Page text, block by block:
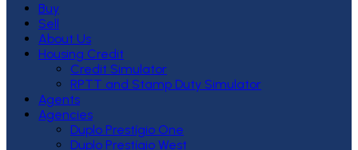
Buy
Sell
About Us
Housing Credit
Credit Simulator
RPTT and Stamp Duty Simulator
Agents
Agencies
Duplo Prestígio One
Duplo Prestígio West